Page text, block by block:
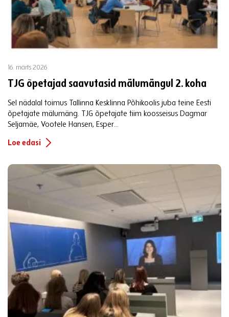
16. märts 2026
TJG õpetajad saavutasid mälumängul 2. koha
Sel nädalal toimus Tallinna Kesklinna Põhikoolis juba teine Eesti
õpetajate mälumäng. TJG õpetajate tiim koosseisus Dagmar
Seljamäe, Vootele Hansen, Esper...
Loe edasi